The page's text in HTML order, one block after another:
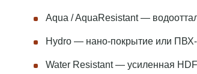
Aqua / AquaResistant —
Hydro — нано-покрытие или ПВХ-
Water Resistant — усиленная